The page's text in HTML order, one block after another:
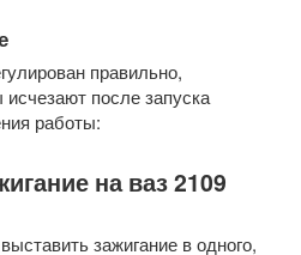
правильно,
после запуска
работы:
на ваз 2109
зажигание в одного,